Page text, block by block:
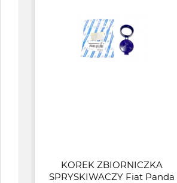
KOREK ZBIORNICZKA
SPRYSKIWACZY Fiat Panda